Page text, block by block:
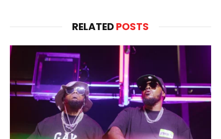
RELATEDPOSTS